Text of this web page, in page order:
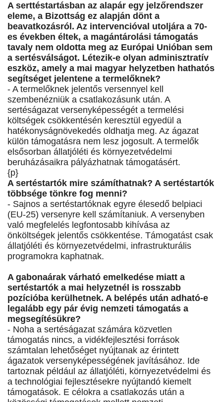
A serttéstartásban az alapár egy jelzőrendszer
eleme, a Bizottság ez alapján dönt a
beavatkozásról. Az intervencióval utoljára a 70-
es években éltek, a magántárolási támogatás
tavaly nem oldotta meg az Európai Unióban sem
a sertésválságot. Létezik-e olyan adminisztratív
eszköz, amely a mai magyar helyzetben hathatós
segítséget jelentene a termelőknek?
- A termelőknek jelentős versennyel kell
szembenézniük a csatlakozásunk után. A
sertéságazat versenyképességét a termelési
költségek csökkentésén keresztül egyedül a
hatékonyságnövekedés oldhatja meg. Az ágazat
külön támogatásra nem lesz jogosult. A termelők
elsősorban állatjóléti és környezetvédelmi
beruházásaikra pályázhatnak támogatásért.
{p}
A sertéstartók mire számíthatnak? A sertéstartók
többsége tönkre fog menni?
- Sajnos a sertéstartóknak egyre élesedő belpiaci
(EU-25) versenyre kell számítaniuk. A versenyben
való megfelelés legfontosabb kihívása az
önköltségek jelentős csökkentése. Támogatást csak
állatjóléti és környezetvédelmi, infrastrukturális
programokra kaphatnak.
A gabonaárak várható emelkedése miatt a
sertéstartók a mai helyzetnél is rosszabb
pozícióba kerülhetnek. A belépés után adható-e
legalább egy pár évig nemzeti támogatás a
megsegítésükre?
- Noha a sertéságazat számára közvetlen
támogatás nincs, a vidékfejlesztési források
számtalan lehetőséget nyújtanak az érintett
ágazatok versenyképességének javításához. Ide
tartoznak például az állatjóléti, környezetvédelmi és
a technológiai fejlesztésekre nyújtandó kiemelt
támogatások. E célokra a csatlakozás után a